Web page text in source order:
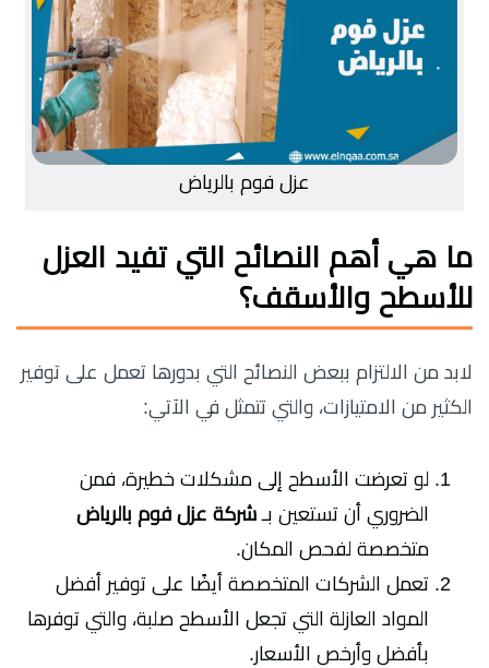
عزل فوم بالرياض
ما هي أهم النصائح التي تفيد العزل
للأسطح والأسقف؟
لابد من الالتزام ببعض النصائح التي بدورها تعمل على توفير
الكثير من الامتيازات، والتي تتمثل في الآتي:
لو تعرضت الأسطح إلى مشكلات خطيرة، فمن
الضروري أن تستعين بـ شركة عزل فوم بالرياض
متخصصة لفحص المكان.
تعمل الشركات المتخصصة أيضًا على توفير أفضل
المواد العازلة التي تجعل الأسطح صلبة، والتي توفرها
بأفضل وأرخص الأسعار.